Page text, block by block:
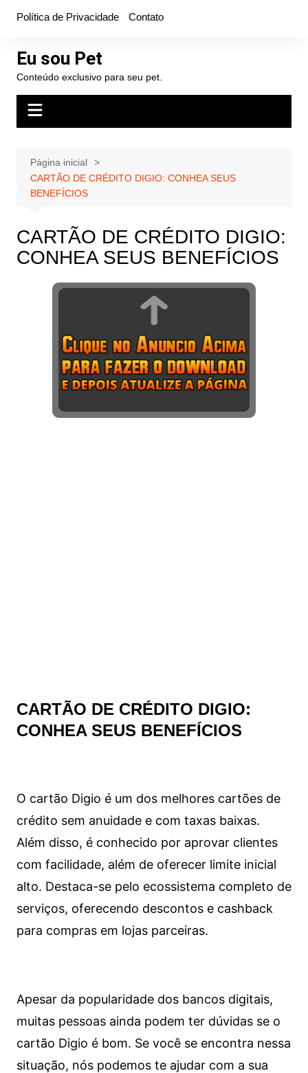
conteúdo
Política de Privacidade Contato
Eu sou Pet
Conteúdo exclusivo para seu pet.
Página inicial
CARTÃO DE CRÉDITO DIGIO: CONHEA SEUS
BENEFÍCIOS
CARTÃO DE CRÉDITO DIGIO:
CONHEA SEUS BENEFÍCIOS
CARTÃO DE CRÉDITO DIGIO:
CONHEA SEUS BENEFÍCIOS
O cartão Digio é um dos melhores cartões de
crédito sem anuidade e com taxas baixas.
Além disso, é conhecido por aprovar clientes
com facilidade, além de oferecer limite inicial
alto. Destaca-se pelo ecossistema completo de
serviços, oferecendo descontos e cashback
para compras em lojas parceiras.
Apesar da popularidade dos bancos digitais,
muitas pessoas ainda podem ter dúvidas se o
cartão Digio é bom. Se você se encontra nessa
situação, nós podemos te ajudar com a sua